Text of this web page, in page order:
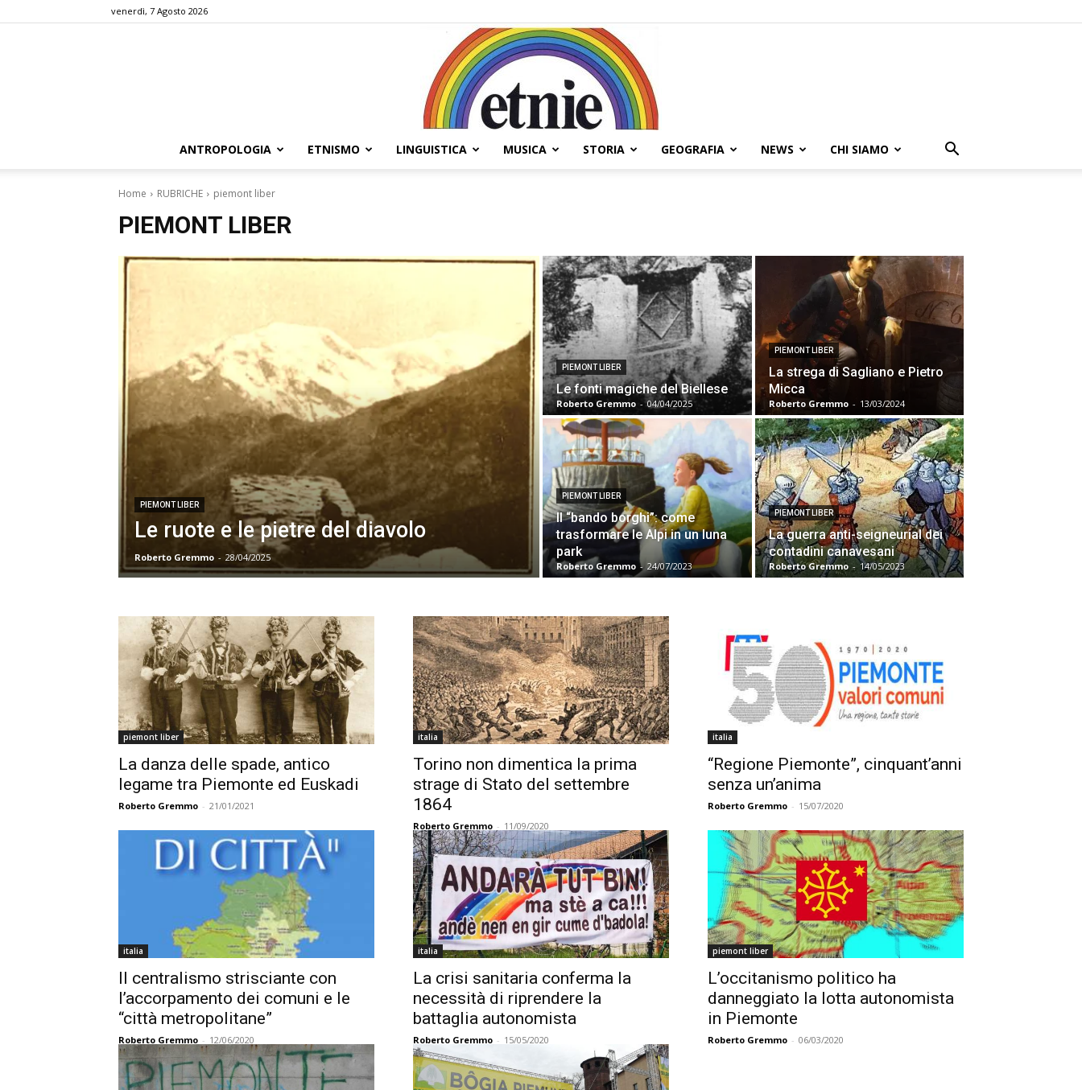
venerdì, 7 Agosto 2026
ANTROPOLOGIA ETNISMO LINGUISTICA MUSICA STORIA GEOGRAFIA NEWS CHI SIAMO
Home RUBRICHE piemont liber
PIEMONT LIBER
PIEMONT LIBER
Le ruote e le pietre del diavolo
Roberto Gremmo - 28/04/2025
PIEMONT LIBER
Le fonti magiche del Biellese
Roberto Gremmo - 04/04/2025
PIEMONT LIBER
La strega di Sagliano e Pietro
Micca
Roberto Gremmo - 13/03/2024
PIEMONT LIBER
Il “bando borghi”: come
trasformare le Alpi in un luna
park
Roberto Gremmo - 24/07/2023
PIEMONT LIBER
La guerra anti-seigneurial dei
contadini canavesani
Roberto Gremmo - 14/05/2023
piemont liber
La danza delle spade, antico
legame tra Piemonte ed Euskadi
Roberto Gremmo - 21/01/2021
italia
Torino non dimentica la prima
strage di Stato del settembre
1864
Roberto Gremmo - 11/09/2020
italia
“Regione Piemonte”, cinquant’anni
senza un’anima
Roberto Gremmo - 15/07/2020
italia
Il centralismo strisciante con
l’accorpamento dei comuni e le
“città metropolitane”
Roberto Gremmo - 12/06/2020
italia
La crisi sanitaria conferma la
necessità di riprendere la
battaglia autonomista
Roberto Gremmo - 15/05/2020
piemont liber
L’occitanismo politico ha
danneggiato la lotta autonomista
in Piemonte
Roberto Gremmo - 06/03/2020